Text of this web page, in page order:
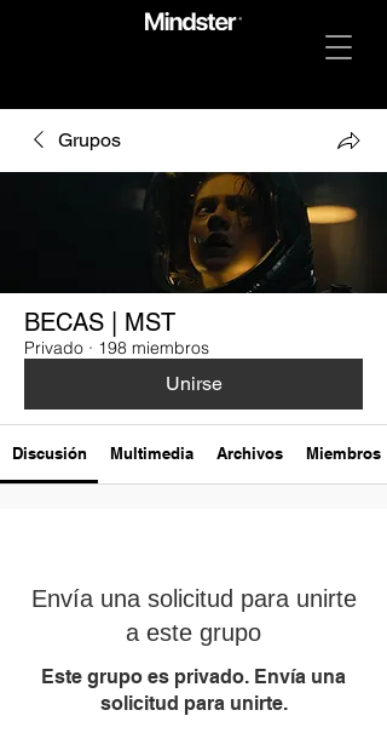
Grupos
BECAS | MST
Privado · 198 miembros
Unirse
Discusión Multimedia Archivos Miembros
Envía una solicitud para unirte
a este grupo
Este grupo es privado. Envía una
solicitud para unirte.